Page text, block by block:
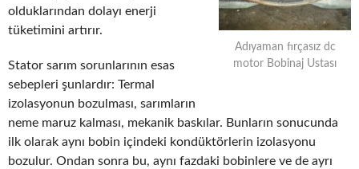
Adıyaman fırçasız dc
motor Bobinaj Ustası
olduklarından dolayı enerji
tüketimini artırır.
Stator sarım sorunlarının esas
sebepleri şunlardır: Termal
izolasyonun bozulması, sarımların
neme maruz kalması, mekanik baskılar. Bunların sonucunda
ilk olarak aynı bobin içindeki kondüktörlerin izolasyonu
bozulur. Ondan sonra bu, aynı fazdaki bobinlere ve de ayrı